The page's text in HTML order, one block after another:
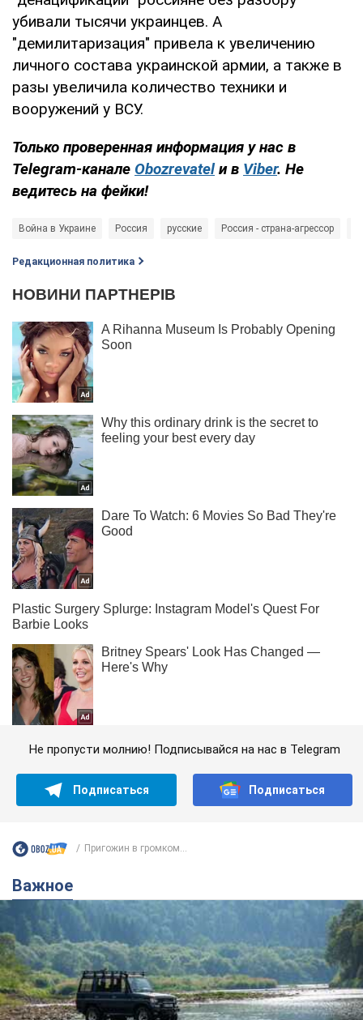
убивали тысячи украинцев. А
"демилитаризация" привела к увеличению
личного состава украинской армии, а также в
разы увеличила количество техники и
вооружений у ВСУ.
Только проверенная информация у нас в
Telegram-канале Obozrevatelи в Viber. Не
ведитесь на фейки!​​​​​​​
Война в Украине Россия русские Россия - страна-агрессор
Редакционная политика
Не пропусти молнию! Подписывайся на нас в Telegram
Подписаться Подписаться
Пригожин в громком...
Важное